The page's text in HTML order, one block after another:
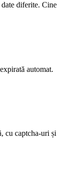
diferite. Cine
automat.
cu captcha-uri și